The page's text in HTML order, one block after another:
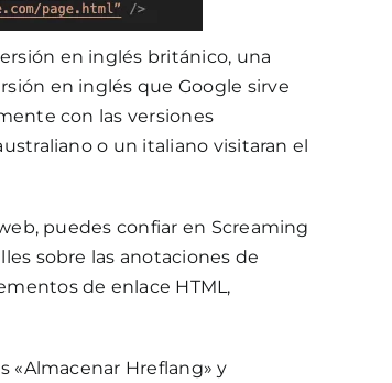
en inglés británico, una
en inglés que Google sirve
con las versiones
o un italiano visitaran el
puedes confiar en Screaming
sobre las anotaciones de
de enlace HTML,
«Almacenar Hreflang» y